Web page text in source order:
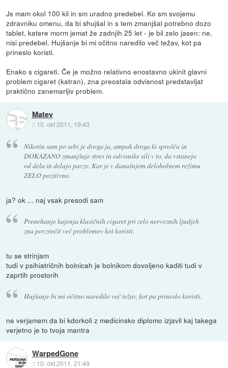
Js mam okol 100 kil in sm uradno predebel. Ko sm svojemu
zdravniku omenu, da bi shujšal in s tem zmanjšal potrebno dozo
tablet, katere morm jemat že zadnjih 25 let - je bil zelo jasen: ne,
nisi predebel. Hujšanje bi mi očitno naredilo več težav, kot pa
prineslo koristi.
Enako s cigareti. Če je možno relativno enostavno ukinit glavni
problem cigaret (katran), zna preostala odvisnost predstavljat
praktično zanemarljiv problem.
Matev
:: 10. okt 2011, 19:43
Nikotin sam po sebi je droga ja, ampak droga ki sprošča in
DOKAZANO zmanjšuje stres in odvisnike sili v to, da vstanejo
od dela in delajo pavze. Kar je v današnjem deloholnem režimu
ZELO pozitivno.
ja? ok ... naj vsak presodi sam
Prenehanje kajenja klasičnih cigaret pri zelo nervoznih ljudjeh
zna povzročit več problemov kot koristi.
tu se strinjam
tudi v psihiatričnih bolnicah je bolnikom dovoljeno kaditi tudi v
zaprtih prostorih
Hujšanje bi mi očitno naredilo več težav, kot pa prineslo koristi.
ne verjamem da bi kdorkoli z medicinsko diplomo izjavil kaj takega
verjetno je to tvoja mantra
WarpedGone
:: 10. okt 2011, 21:49